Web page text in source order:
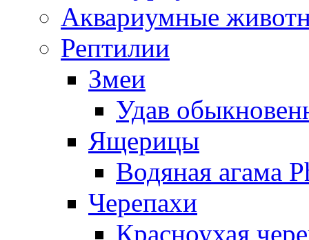
Аквариумные
Рептилии
Змеи
Удав
Ящерицы
Водяная агама
Черепахи
Красноухая